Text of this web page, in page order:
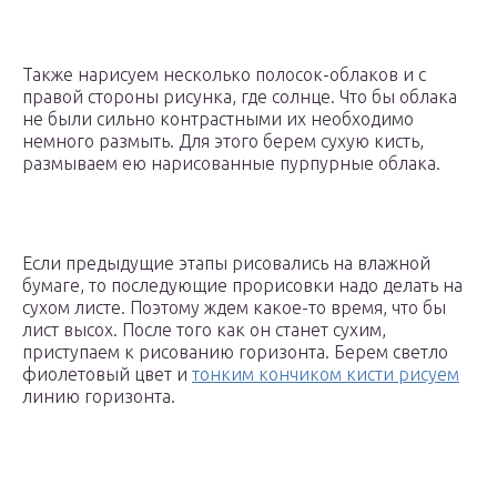
Также нарисуем несколько полосок-облаков и с
правой стороны рисунка, где солнце. Что бы облака
не были сильно контрастными их необходимо
немного размыть. Для этого берем сухую кисть,
размываем ею нарисованные пурпурные облака.
Если предыдущие этапы рисовались на влажной
бумаге, то последующие прорисовки надо делать на
сухом листе. Поэтому ждем какое-то время, что бы
лист высох. После того как он станет сухим,
приступаем к рисованию горизонта. Берем светло
фиолетовый цвет и тонким кончиком кисти рисуем
линию горизонта.